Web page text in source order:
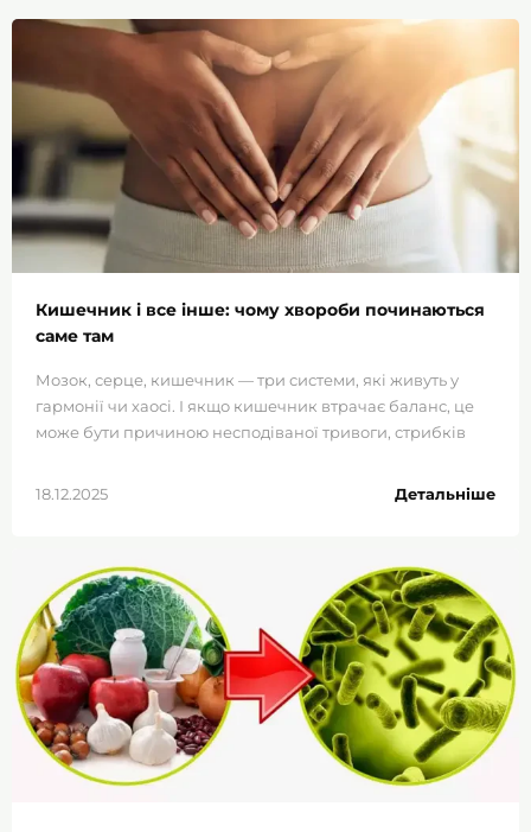
Кишечник і все інше: чому хвороби починаються
саме там
Мозок, серце, кишечник — три системи, які живуть у
гармонії чи хаосі. І якщо кишечник втрачає баланс, це
може бути причиною несподіваної тривоги, стрибків
18.12.2025
Детальніше